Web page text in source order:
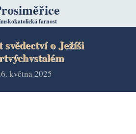
farnost
května 2025
svědectví o Ježíši